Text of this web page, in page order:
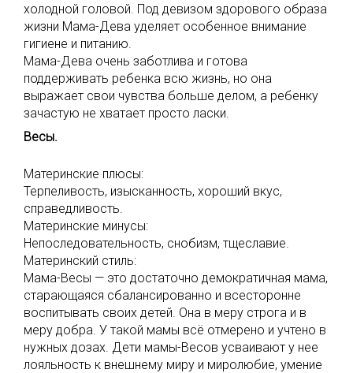
холодной головой. Под девизом здорового образа
жизни Мама-Дева уделяет особенное внимание
гигиене и питанию.
Мама-Дева очень заботлива и готова
поддерживать ребенка всю жизнь, но она
выражает свои чувства больше делом, а ребенку
зачастую не хватает просто ласки.
Весы.
Материнские плюсы:
Терпеливость, изысканность, хороший вкус,
справедливость.
Материнские минусы:
Непоследовательность, снобизм, тщеславие.
Материнский стиль:
Мама-Весы — это достаточно демократичная мама,
старающаяся сбалансированно и всесторонне
воспитывать своих детей. Она в меру строга и в
меру добра. У такой мамы всё отмерено и учтено в
нужных дозах. Дети мамы-Весов усваивают у нее
лояльность к внешнему миру и миролюбие, умение